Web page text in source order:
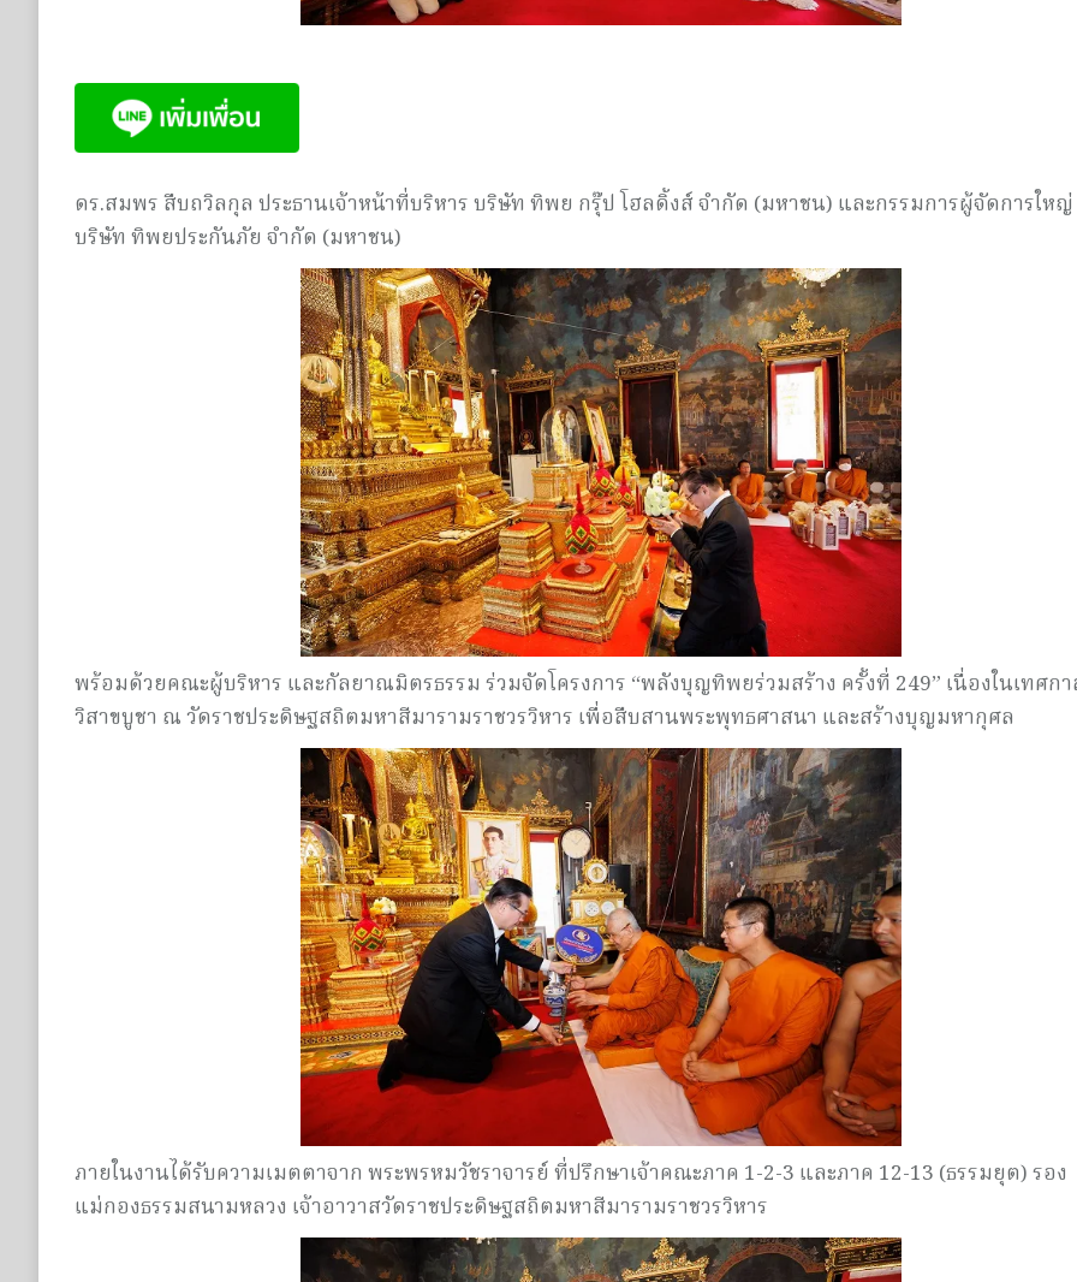
ดร.สมพร สืบถวิลกุล ประธานเจ้าหน้าที่บริหาร บริษัท ทิพย กรุ๊ป โฮลดิ้งส์ จำกัด (มหาชน) และกรรมการผู้จัดการใหญ่
บริษัท ทิพยประกันภัย จำกัด (มหาชน)
พร้อมด้วยคณะผู้บริหาร และกัลยาณมิตรธรรม ร่วมจัดโครงการ “พลังบุญทิพยร่วมสร้าง ครั้งที่ 249” เนื่องในเทศก
วิสาขบูชา ณ วัดราชประดิษฐสถิตมหาสีมารามราชวรวิหาร เพื่อสืบสานพระพุทธศาสนา และสร้างบุญมหากุศล
ภายในงานได้รับความเมตตาจาก พระพรหมวัชราจารย์ ที่ปรึกษาเจ้าคณะภาค 1-2-3 และภาค 12-13 (ธรรมยุต) รอง
แม่กองธรรมสนามหลวง เจ้าอาวาสวัดราชประดิษฐสถิตมหาสีมารามราชวรวิหาร